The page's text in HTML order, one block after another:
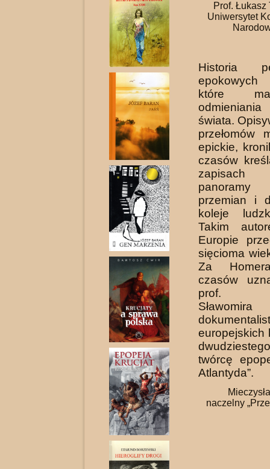
Prof. Łukasz
Uniwersytet
Historia
epokowych
które
świata.
przełomów
epickie,
czasów
zapisach
panoramy
przemian i
koleje
Takim
Europie
sięcioma
Za
czasów
prof.
europejskich
twórcę
Atlantyda”.
naczelny